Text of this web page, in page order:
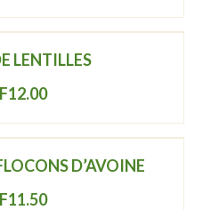
LENTILLES
12.00
D’AVOINE
11.50